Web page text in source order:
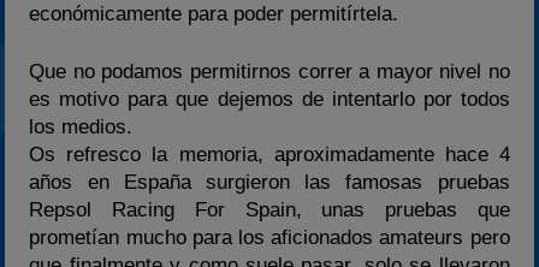
económicamente para poder permitírtela.
Que no podamos permitirnos correr a mayor nivel no
es motivo para que dejemos de intentarlo por todos
los medios.
Os refresco la memoria, aproximadamente hace 4
años en España surgieron las famosas pruebas
Repsol Racing For Spain, unas pruebas que
prometían mucho para los aficionados amateurs pero